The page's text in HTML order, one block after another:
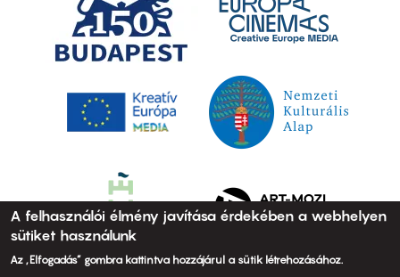
A felhasználói élmény javítása érdekében a webhelyen
sütiket használunk
Az „Elfogadás” gombra kattintva hozzájárul a sütik létrehozásához.